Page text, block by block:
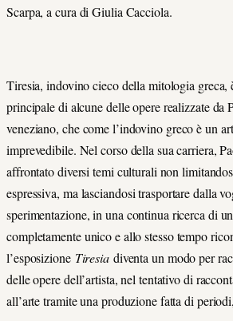
Scarpa, a cura di Giulia Cacciola.
Tiresia, indovino cieco della mitologia greca,
principale di alcune delle opere realizzate da
veneziano, che come l’indovino greco è un
imprevedibile. Nel corso della sua carriera,
affrontato diversi temi culturali non
espressiva, ma lasciandosi trasportare dalla
sperimentazione, in una continua ricerca di
completamente unico e allo stesso tempo
l’esposizione Tiresia diventa un modo per
delle opere dell’artista, nel tentativo di
all’arte tramite una produzione fatta di